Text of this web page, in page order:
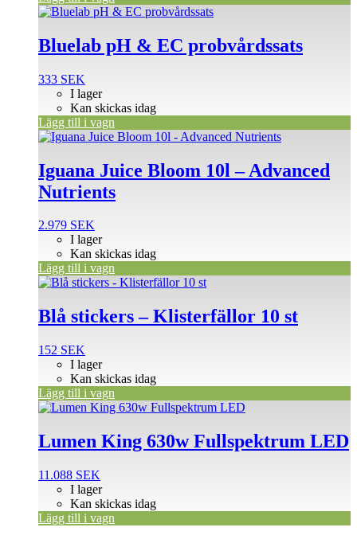
Bluelab pH & EC probvårdssats
333 SEK
I lager
Kan skickas idag
Lägg till i vagn
Iguana Juice Bloom 10l – Advanced
Nutrients
2.979 SEK
I lager
Kan skickas idag
Lägg till i vagn
Blå stickers – Klisterfällor 10 st
152 SEK
I lager
Kan skickas idag
Lägg till i vagn
Lumen King 630w Fullspektrum LED
11.088 SEK
I lager
Kan skickas idag
Lägg till i vagn